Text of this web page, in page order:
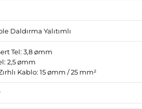
Daldırma Yalıtımlı
Tel: 3,8 ømm
2,5 ømm
Kablo: 15 ømm / 25 mm²